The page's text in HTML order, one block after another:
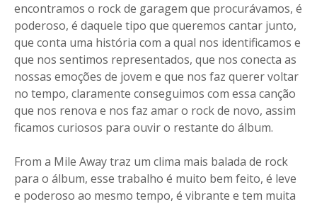
encontramos o rock de garagem que procurávamos, é
poderoso, é daquele tipo que queremos cantar junto,
que conta uma história com a qual nos identificamos e
que nos sentimos representados, que nos conecta as
nossas emoções de jovem e que nos faz querer voltar
no tempo, claramente conseguimos com essa canção
que nos renova e nos faz amar o rock de novo, assim
ficamos curiosos para ouvir o restante do álbum.
From a Mile Away traz um clima mais balada de rock
para o álbum, esse trabalho é muito bem feito, é leve
e poderoso ao mesmo tempo, é vibrante e tem muita